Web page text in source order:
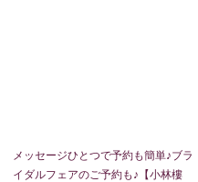
メッセージひとつで予約も簡単♪ブラ
イダルフェアのご予約も♪【小林樓